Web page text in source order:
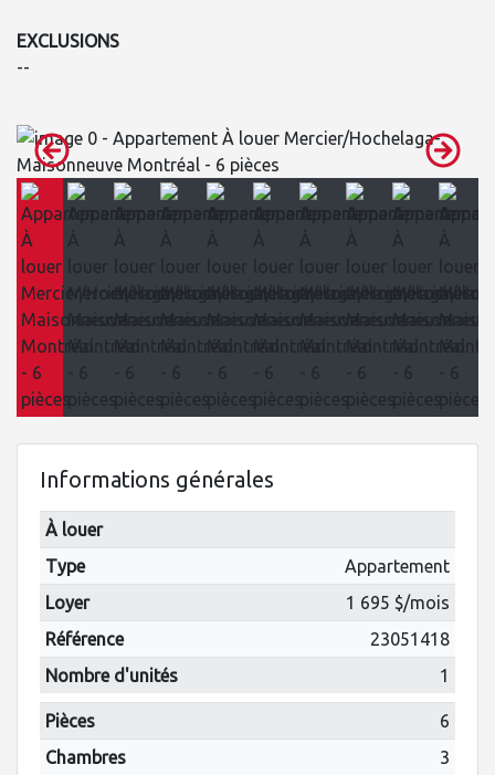
EXCLUSIONS
--
Informations générales
À louer
Type
Appartement
Loyer
1 695 $/mois
Référence
23051418
Nombre d'unités
1
Pièces
6
Chambres
3